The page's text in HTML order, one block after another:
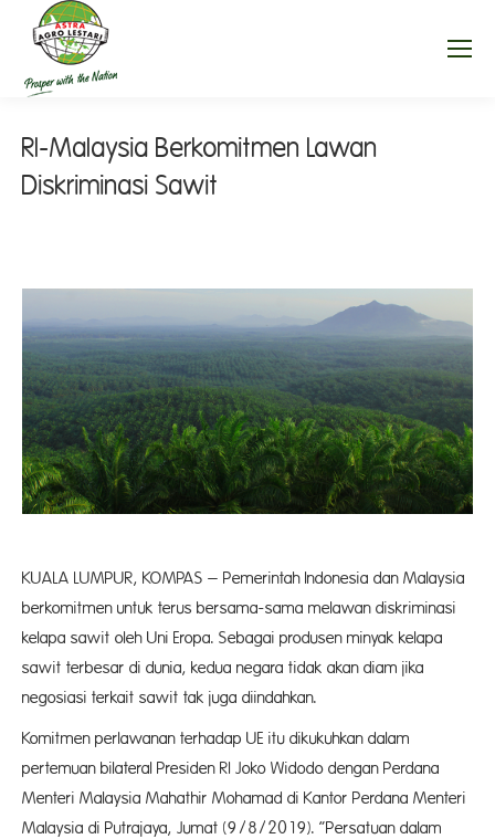
RI-Malaysia Berkomitmen Lawan
Diskriminasi Sawit
KUALA LUMPUR, KOMPAS – Pemerintah Indonesia dan Malaysia
berkomitmen untuk terus bersama-sama melawan diskriminasi
kelapa sawit oleh Uni Eropa. Sebagai produsen minyak kelapa
sawit terbesar di dunia, kedua negara tidak akan diam jika
negosiasi terkait sawit tak juga diindahkan.
Komitmen perlawanan terhadap UE itu dikukuhkan dalam
pertemuan bilateral Presiden RI Joko Widodo dengan Perdana
Menteri Malaysia Mahathir Mohamad di Kantor Perdana Menteri
Malaysia di Putrajaya, Jumat (9/8/2019). ”Persatuan dalam